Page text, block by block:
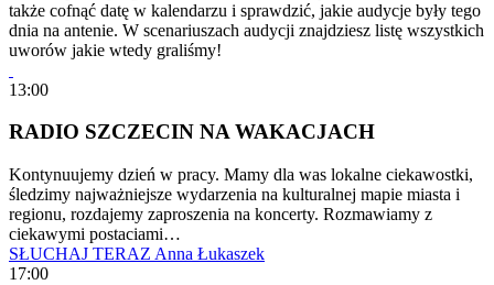
także cofnąć datę w kalendarzu i sprawdzić, jakie audycje były tego
dnia na antenie. W scenariuszach audycji znajdziesz listę wszystkich
uworów jakie wtedy graliśmy!
13:00
RADIO SZCZECIN NA WAKACJACH
Kontynuujemy dzień w pracy. Mamy dla was lokalne ciekawostki,
śledzimy najważniejsze wydarzenia na kulturalnej mapie miasta i
regionu, rozdajemy zaproszenia na koncerty. Rozmawiamy z
ciekawymi postaciami…
SŁUCHAJ TERAZ Anna Łukaszek
17:00